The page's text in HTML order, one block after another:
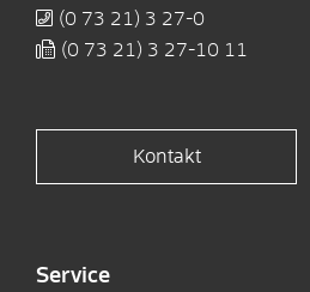
(0 73 21) 3 27-0
(0 73 21) 3 27-10 11
Kontakt
Service